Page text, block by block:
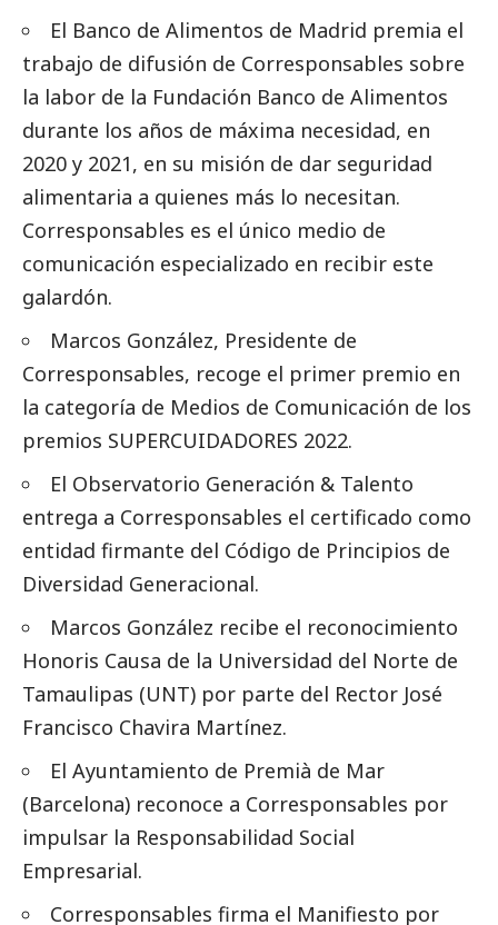
El Banco de Alimentos de Madrid premia el
trabajo de difusión de Corresponsables sobre
la labor de la Fundación Banco de Alimentos
durante los años de máxima necesidad, en
2020 y 2021, en su misión de dar seguridad
alimentaria a quienes más lo necesitan.
Corresponsables es el único medio de
comunicación especializado en recibir este
galardón.
Marcos González, Presidente de
Corresponsables, recoge el primer premio en
la categoría de Medios de Comunicación de los
premios SUPERCUIDADORES 2022.
El Observatorio Generación & Talento
entrega a Corresponsables el certificado como
entidad firmante del Código de Principios de
Diversidad Generacional.
Marcos González recibe el reconocimiento
Honoris Causa de la Universidad del Norte de
Tamaulipas (UNT) por parte del Rector José
Francisco Chavira Martínez.
El Ayuntamiento de Premià de Mar
(Barcelona) reconoce a Corresponsables por
impulsar la Responsabilidad Social
Empresarial.
Corresponsables firma el Manifiesto por